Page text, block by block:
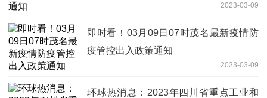
2023-03-09
即时看！03月09日07时茂名最新疫情防
疫管控出入政策通知
2023-03-09
环球热消息：2023年四川省重点工业和